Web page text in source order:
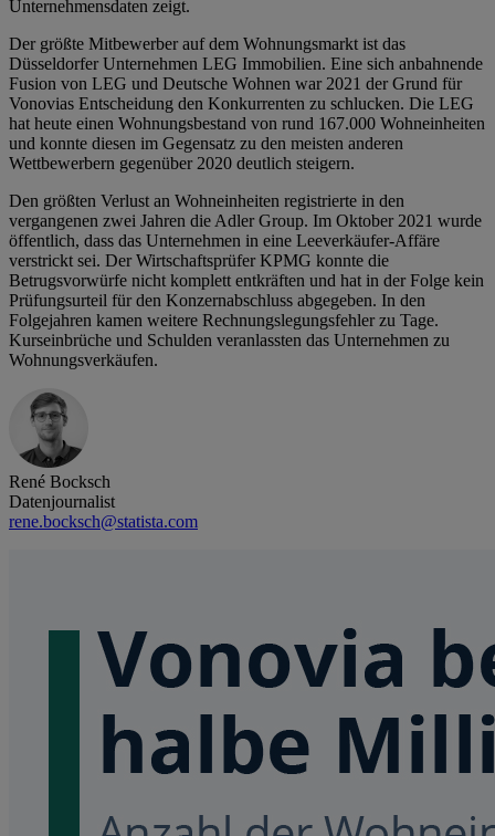
Unternehmensdaten zeigt.
Der größte Mitbewerber auf dem Wohnungsmarkt ist das
Düsseldorfer Unternehmen LEG Immobilien. Eine sich anbahnende
Fusion von LEG und Deutsche Wohnen war 2021 der Grund für
Vonovias Entscheidung den Konkurrenten zu schlucken. Die LEG
hat heute einen Wohnungsbestand von rund 167.000 Wohneinheiten
und konnte diesen im Gegensatz zu den meisten anderen
Wettbewerbern gegenüber 2020 deutlich steigern.
Den größten Verlust an Wohneinheiten registrierte in den
vergangenen zwei Jahren die Adler Group. Im Oktober 2021 wurde
öffentlich, dass das Unternehmen in eine Leeverkäufer-Affäre
verstrickt sei. Der Wirtschaftsprüfer KPMG konnte die
Betrugsvorwürfe nicht komplett entkräften und hat in der Folge kein
Prüfungsurteil für den Konzernabschluss abgegeben. In den
Folgejahren kamen weitere Rechnungslegungsfehler zu Tage.
Kurseinbrüche und Schulden veranlassten das Unternehmen zu
Wohnungsverkäufen.
René Bocksch
Datenjournalist
rene.bocksch@statista.com